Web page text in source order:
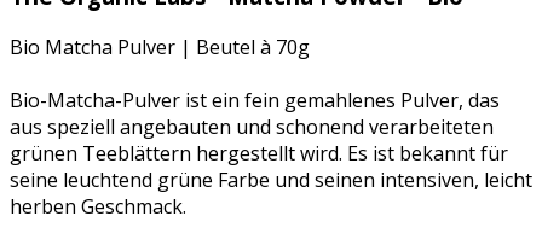
Bio Matcha Pulver | Beutel à 70g
Bio-Matcha-Pulver ist ein fein gemahlenes Pulver, das
aus speziell angebauten und schonend verarbeiteten
grünen Teeblättern hergestellt wird. Es ist bekannt für
seine leuchtend grüne Farbe und seinen intensiven, leicht
herben Geschmack.